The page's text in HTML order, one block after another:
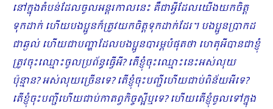
នៅក្នុងតំបន់ដែលចូលអន្តរកាលនេះ គឺជាអ្វីដែលយើងយកចិត្ត
ទុកដាក់ ហើយបងប្អូនក៏ត្រូវយកចិត្តទុកដាក់ដែរ។ បងប្អូនប្រាកដ
ជាឆ្ងល់ ហើយជាបញ្ហាដែលបងប្អូនបារម្ភបំផុតថា ហេតុអីបានជាខ្ញុំ
ត្រូវចុះឈ្មោះចូលប្រព័ន្ធធ្វើអី? តើខ្ញុំចុះឈ្មោះនេះអស់លុយ
ប៉ុន្មាន? អស់លុយច្រើនទេ? តើខ្ញុំចុះបញ្ជីហើយជាប់ពិន័យអីទេ?
តើខ្ញុំចុះបញ្ជីហើយជាប់កាតព្វកិច្ចស្អីឬទេ? ហើយតើខ្ញុំចូលទៅក្នុង